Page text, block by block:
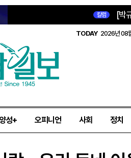
칼럼 [박
TODAY 2026년 08
성+ 오피니언 사회 정치